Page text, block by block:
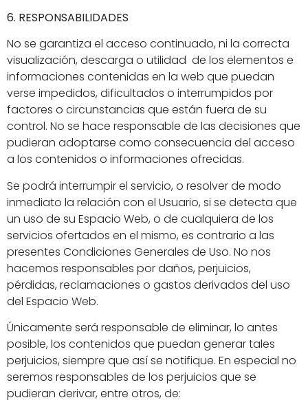
6. RESPONSABILIDADES
No se garantiza el acceso continuado, ni la correcta
visualización, descarga o utilidad de los elementos e
informaciones contenidas en la web que puedan
verse impedidos, dificultados o interrumpidos por
factores o circunstancias que están fuera de su
control. No se hace responsable de las decisiones que
pudieran adoptarse como consecuencia del acceso
a los contenidos o informaciones ofrecidas.
Se podrá interrumpir el servicio, o resolver de modo
inmediato la relación con el Usuario, si se detecta que
un uso de su Espacio Web, o de cualquiera de los
servicios ofertados en el mismo, es contrario a las
presentes Condiciones Generales de Uso. No nos
hacemos responsables por daños, perjuicios,
pérdidas, reclamaciones o gastos derivados del uso
del Espacio Web.
Únicamente será responsable de eliminar, lo antes
posible, los contenidos que puedan generar tales
perjuicios, siempre que así se notifique. En especial no
seremos responsables de los perjuicios que se
pudieran derivar, entre otros, de: